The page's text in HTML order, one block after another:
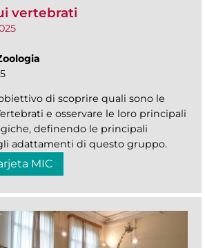
vertebrati
di scoprire quali sono le
e osservare le loro principali
definendo le principali
adattamenti di questo gruppo.
MIC